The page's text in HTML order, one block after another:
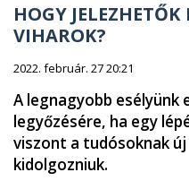
HOGY
VIHAROK?
2022. február. 27 20:21
A legnagyobb esélyünk
legyőzésére, ha egy
viszont a tudósoknak
kidolgozniuk.